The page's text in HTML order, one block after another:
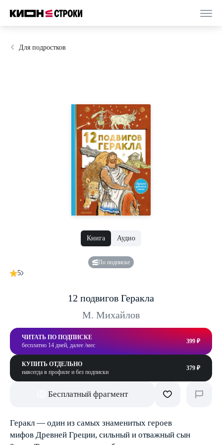
Для подростков
Книга Аудио
По подписке
5
12 подвигов Геракла
М. Михайлов
ЧИТАТЬ ПО ПОДПИСКЕ
бесплатно 14 дней, далее /мес
399 ₽
КУПИТЬ ОТДЕЛЬНО
навсегда в профиле и без подписки
379 ₽
Бесплатный фрагмент
Геракл — один из самых знаменитых героев
мифов Древней Греции, сильный и отважный сын